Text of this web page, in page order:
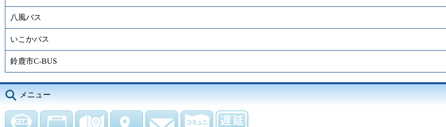
八風バス
いこかバス
鈴鹿市C-BUS
メニュー